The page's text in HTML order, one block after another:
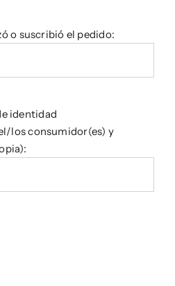
o suscribió el pedido:
identidad
los consumidor(es) y